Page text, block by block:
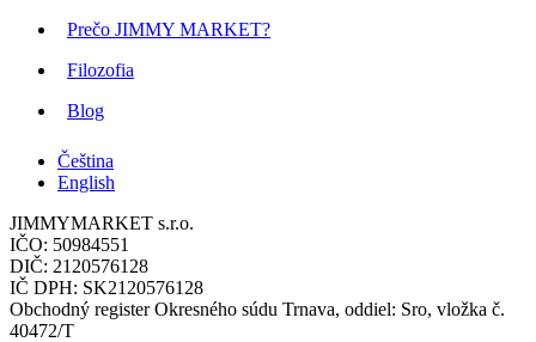
Prečo JIMMY MARKET?
Filozofia
Blog
Čeština
English
JIMMYMARKET s.r.o.
IČO: 50984551
DIČ: 2120576128
IČ DPH: SK2120576128
Obchodný register Okresného súdu Trnava, oddiel: Sro, vložka č.
40472/T